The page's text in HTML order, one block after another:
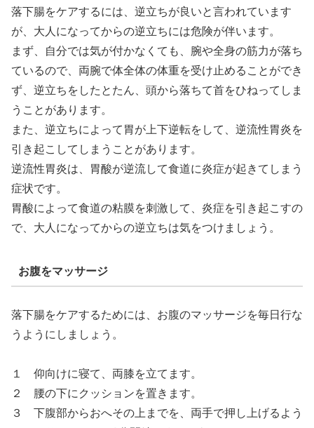
落下腸をケアするには、逆立ちが良いと言われています
が、大人になってからの逆立ちには危険が伴います。
まず、自分では気が付かなくても、腕や全身の筋力が落ち
ているので、両腕で体全体の体重を受け止めることができ
ず、逆立ちをしたとたん、頭から落ちて首をひねってしま
うことがあります。
また、逆立ちによって胃が上下逆転をして、逆流性胃炎を
引き起こしてしまうことがあります。
逆流性胃炎は、胃酸が逆流して食道に炎症が起きてしまう
症状です。
胃酸によって食道の粘膜を刺激して、炎症を引き起こすの
で、大人になってからの逆立ちは気をつけましょう。
お腹をマッサージ
落下腸をケアするためには、お腹のマッサージを毎日行な
うようにしましょう。
１ 仰向けに寝て、両膝を立てます。
２ 腰の下にクッションを置きます。
３ 下腹部からおへその上までを、両手で押し上げるよう